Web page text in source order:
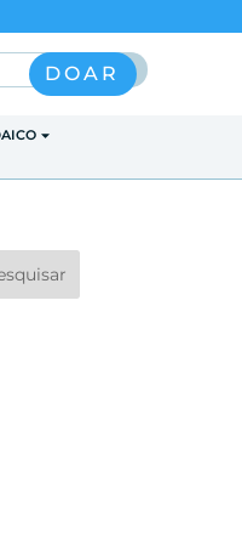
Pesquisar
DOAR